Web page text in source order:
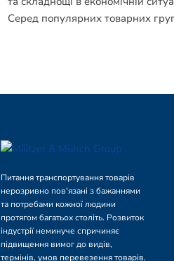
Серед популярних товарних
Питання транспортування товарів
нерозривно пов'язані з бажаннями
та потребами кожної людини
протягом багатьох століть. Розвиток
індустрії неминуче спричиняє
підвищення вимог до видів,
термінів, умов перевезення товарів.